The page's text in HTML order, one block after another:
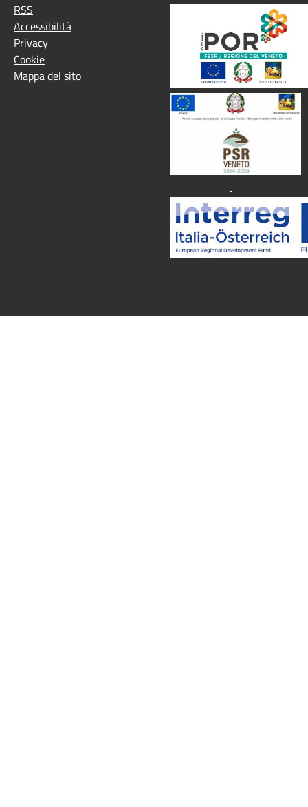
RSS
Accessibilità
Privacy
Cookie
Mappa del sito